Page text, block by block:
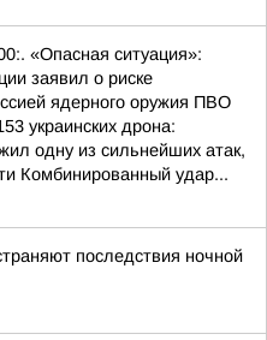
«Опасная ситуация»:
заявил о риске
ядерного оружия ПВО
украинских дрона:
одну из сильнейших атак,
Комбинированный удар...
последствия ночной